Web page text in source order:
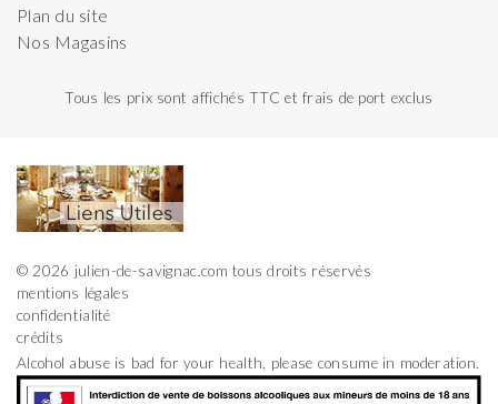
Plan du site
Nos Magasins
Tous les prix sont affichés TTC et frais de port exclus
© 2026 julien-de-savignac.com tous droits réservés
mentions légales
confidentialité
crédits
Alcohol abuse is bad for your health, please consume in moderation.